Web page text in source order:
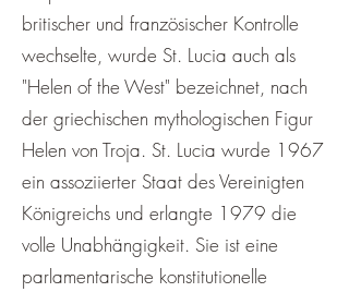
britischer und französischer Kontrolle
wechselte, wurde St. Lucia auch als
"Helen of the West" bezeichnet, nach
der griechischen mythologischen Figur
Helen von Troja. St. Lucia wurde 1967
ein assoziierter Staat des Vereinigten
Königreichs und erlangte 1979 die
volle Unabhängigkeit. Sie ist eine
parlamentarische konstitutionelle